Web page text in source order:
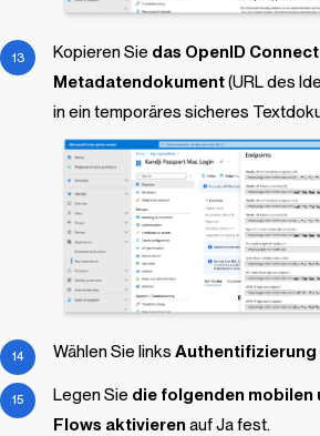
Kopieren Sie das OpenID
Metadatendokument(URL des
in ein temporäres sicheres
Wählen Sie links Authentifizierung
Legen Sie die folgenden mobilen
Flows aktivierenauf Ja fest.